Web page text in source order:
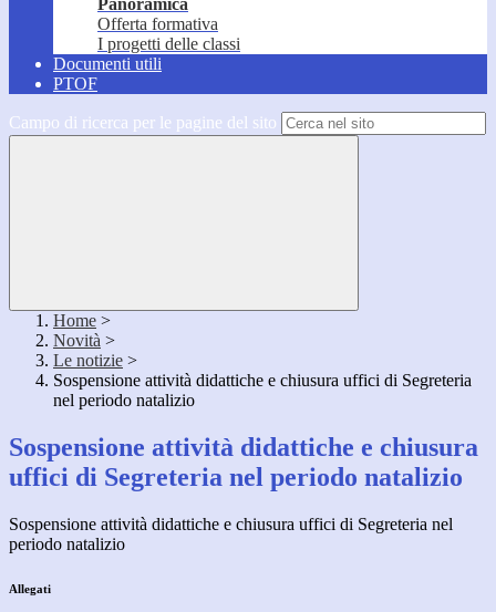
Panoramica
Offerta formativa
I progetti delle classi
Documenti utili
PTOF
Campo di ricerca per le pagine del sito
Home >
Novità >
Le notizie >
Sospensione attività didattiche e chiusura uffici di Segreteria
nel periodo natalizio
Sospensione attività didattiche e chiusura
uffici di Segreteria nel periodo natalizio
Sospensione attività didattiche e chiusura uffici di Segreteria nel
periodo natalizio
Allegati